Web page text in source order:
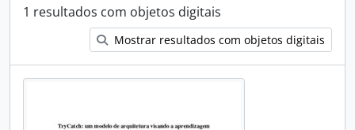
1 resultados com objetos digitais
Mostrar resultados com objetos digitais